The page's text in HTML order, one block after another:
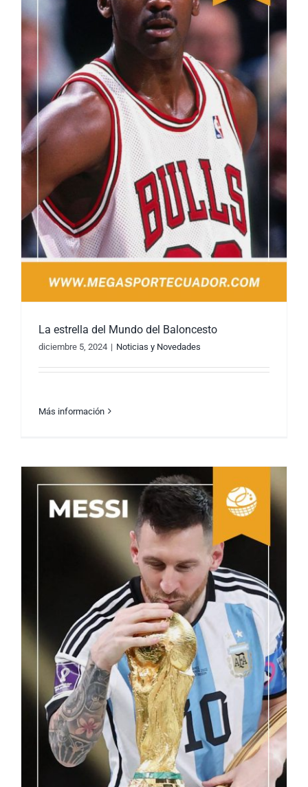
La estrella del Mundo del Baloncesto
La estrella del Mundo del Baloncesto
diciembre 5, 2024 | Noticias y Novedades
Más información